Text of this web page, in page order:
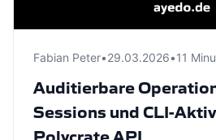
Fabian Peter•29.03.2026•11
Auditierbare
Sessions und CLI-